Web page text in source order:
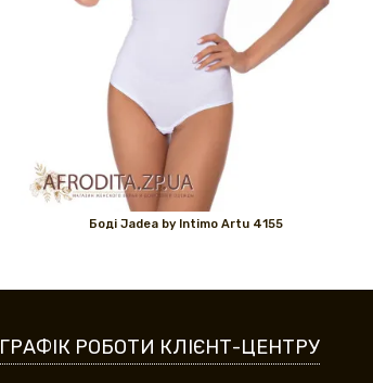
Боді Jadea by Intimo Artu 4155
ГРАФІК РОБОТИ КЛІЄНТ-ЦЕНТРУ